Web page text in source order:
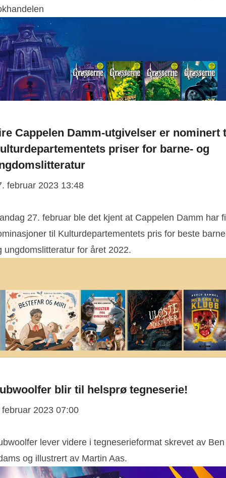
Cappelen Damm-utgivelser er nominert
priser for barne- og
februar 2023 13:48
27. februar ble det kjent at Cappelen Damm har
til Kulturdepartementets pris for beste
ungdomslitteratur for året 2022.
blir til helsprø tegneserie!
februar 2023 07:00
lever videre i tegneserieformat skrevet av Ben
og illustrert av Martin Aas.